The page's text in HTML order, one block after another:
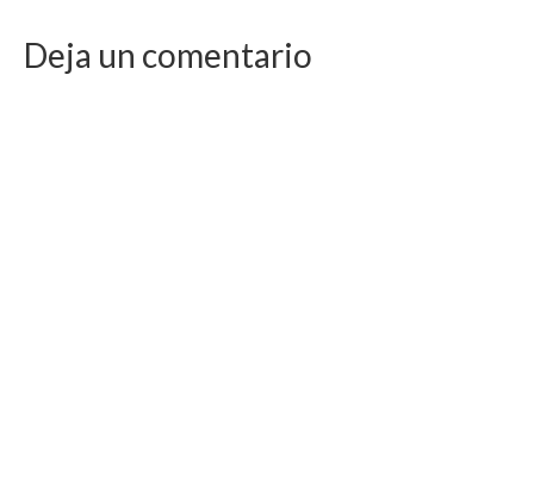
Deja un comentario